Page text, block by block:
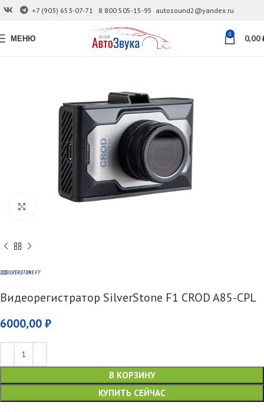
+7 (903) 653-07-71 8 800 505-15-95 autosound2@yandex.ru
МЕНЮ 0 0,00
Видеорегистратор SilverStone F1 CROD A85-CPL
6000,00 ₽
В КОРЗИНУ
КУПИТЬ СЕЙЧАС